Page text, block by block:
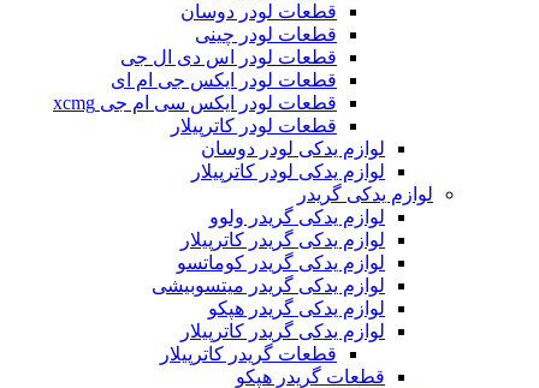
قطعات لودر دوسان
قطعات لودر چینی
قطعات لودر اس دی ال جی
قطعات لودر ایکس جی ام ای
قطعات لودر ایکس سی ام جی xcmg
قطعات لودر کاترپیلار
لوازم یدکی لودر دوسان
لوازم یدکی لودر کاترپیلار
لوازم یدکی گریدر
لوازم یدکی گریدر ولوو
لوازم یدکی گریدر کاترپیلار
لوازم یدکی گریدر کوماتسو
لوازم یدکی گریدر میتسوبیشی
لوازم یدکی گریدر هپکو
لوازم یدکی گریدر کاترپیلار
قطعات گریدر کاترپیلار
قطعات گریدر هپکو